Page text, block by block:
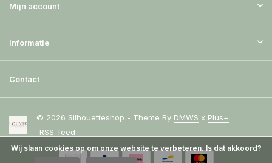
Mijn account
Informatie
Contact
© 2026 Silhouetteshop - Theme By DMWS x Plus+
RSS-feed
Wij slaan cookies op om onze website te verbeteren. Is dat akkoord?